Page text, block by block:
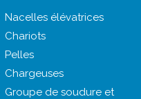
Nacelles élévatrices
Chariots
Pelles
Chargeuses
Groupe de soudure et